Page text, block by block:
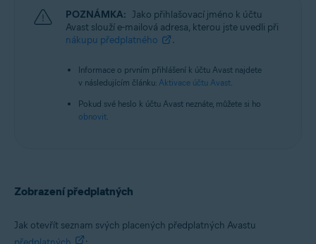
POZNÁMKA: Jako přihlašovací jméno k účtu
Avast slouží e-mailová adresa, kterou jste uvedli při
nákupu předplatného
.
Informace o prvním přihlášení k účtu Avast najdete
v následujícím článku: Aktivace účtu Avast.
Pokud své heslo k účtu Avast neznáte, můžete si ho
obnovit.
Zobrazení předplatných
Jak otevřít seznam svých placených předplatných Avastu